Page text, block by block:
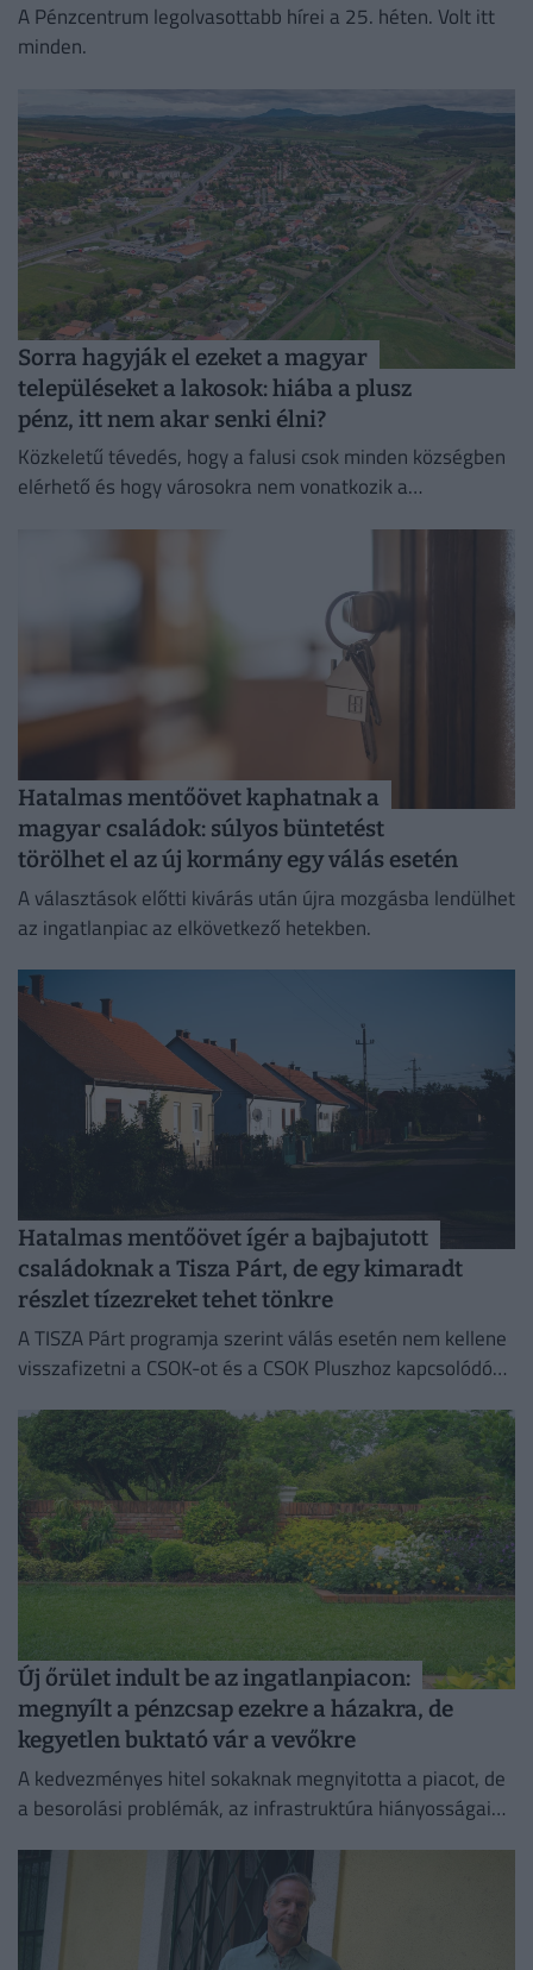
A Pénzcentrum legolvasottabb hírei a 25. héten. Volt itt
minden.
Sorra hagyják el ezeket a magyar
településeket a lakosok: hiába a plusz
pénz, itt nem akar senki élni?
Közkeletű tévedés, hogy a falusi csok minden községben
elérhető és hogy városokra nem vonatkozik a
Hatalmas mentőövet kaphatnak a
magyar családok: súlyos büntetést
törölhet el az új kormány egy válás esetén
A választások előtti kivárás után újra mozgásba lendülhet
az ingatlanpiac az elkövetkező hetekben.
Hatalmas mentőövet ígér a bajbajutott
családoknak a Tisza Párt, de egy kimaradt
részlet tízezreket tehet tönkre
A TISZA Párt programja szerint válás esetén nem kellene
visszafizetni a CSOK-ot és a CSOK Pluszhoz kapcsolódó
Új őrület indult be az ingatlanpiacon:
megnyílt a pénzcsap ezekre a házakra, de
kegyetlen buktató vár a vevőkre
A kedvezményes hitel sokaknak megnyitotta a piacot, de
a besorolási problémák, az infrastruktúra hiányosságai
készülniük.